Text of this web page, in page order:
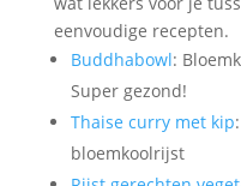
eenvoudige recepten.
Buddhabowl:
Super gezond!
Thaise curry met kip
bloemkoolrijst